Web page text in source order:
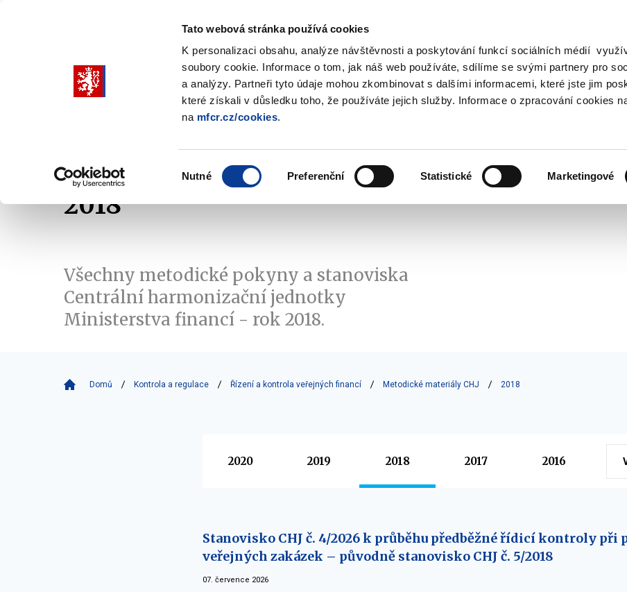
Tato webová stránka používá cookies
K personalizaci obsahu, analýze návštěvnosti a poskytování funkcí sociálních médií
soubory cookie. Informace o tom, jak náš web používáte, sdílíme se svými partnery pro
a analýzy. Partneři tyto údaje mohou zkombinovat s dalšími informacemi, které jste jim
které získali v důsledku toho, že používáte jejich služby. Informace o zpracování cookies
na mfcr.cz/cookies.
Nutné Preferenční Statistické Marketingové
Vyhledat
submenu
submenu
politika
submenu
submenu
účetnictví
2018
Všechny metodické pokyny a stanoviska
Centrální harmonizační jednotky
Ministerstva financí - rok 2018.
Domů Kontrola a regulace Řízení a kontrola veřejných financí Metodické materiály CHJ 2018
2020 2019 2018 2017 2016
Stanovisko CHJ č. 4/2026 k průběhu předběžné řídicí kontroly při
veřejných zakázek – původně stanovisko CHJ č. 5/2018
07. července 2026